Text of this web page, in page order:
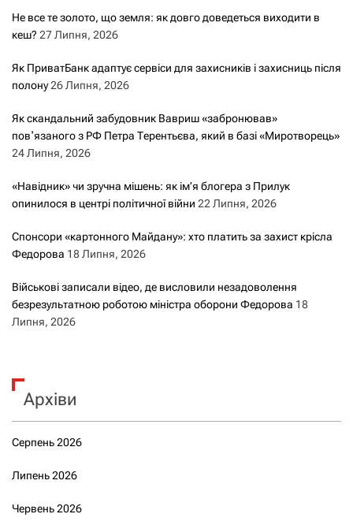
Не все те золото, що земля: як довго доведеться виходити в
кеш? 27 Липня, 2026
Як ПриватБанк адаптує сервіси для захисників і захисниць після
полону26 Липня, 2026
Як скандальний забудовник Вавриш «забронював»
повʼязаного з РФ Петра Терентьєва, який в базі «Миротворець»
24 Липня, 2026
«Навідник» чи зручна мішень: як ім’я блогера з Прилук
опинилося в центрі політичної війни 22 Липня, 2026
Спонсори «картонного Майдану»: хто платить за захист крісла
Федорова 18 Липня, 2026
Військові записали відео, де висловили незадоволення
безрезультатною роботою міністра оборони Федорова 18
Липня, 2026
Архіви
Серпень 2026
Липень 2026
Червень 2026